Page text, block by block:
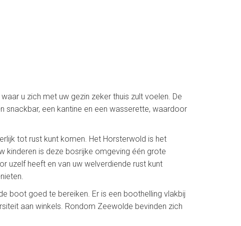
u zich met uw gezin zeker thuis zult voelen. De
een kantine en een wasserette, waardoor
tot rust kunt komen. Het Horsterwold is het
kinderen is deze bosrijke omgeving één grote
uzelf heeft en van uw welverdiende rust kunt
boot goed te bereiken. Er is een boothelling vlakbij
aan winkels. Rondom Zeewolde bevinden zich